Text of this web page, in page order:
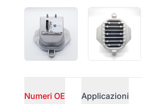
Numeri OE Applicazioni